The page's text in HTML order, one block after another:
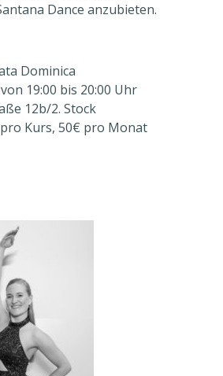
Dance anzubieten.
Dominica
19:00 bis 20:00 Uhr
12b/2. Stock
Kurs, 50€ pro Monat